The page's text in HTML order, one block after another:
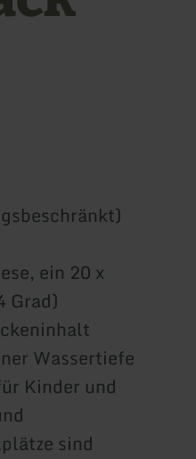
ein 20 x
Grad)
Wassertiefe
Kinder und
sind